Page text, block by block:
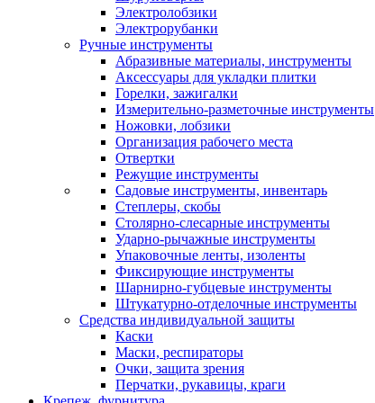
Электролобзики
Электрорубанки
Ручные инструменты
Абразивные материалы, инструменты
Аксессуары для укладки плитки
Горелки, зажигалки
Измерительно-разметочные инструменты
Ножовки, лобзики
Организация рабочего места
Отвертки
Режущие инструменты
Садовые инструменты, инвентарь
Степлеры, скобы
Столярно-слесарные инструменты
Ударно-рычажные инструменты
Упаковочные ленты, изоленты
Фиксирующие инструменты
Шарнирно-губцевые инструменты
Штукатурно-отделочные инструменты
Средства индивидуальной защиты
Каски
Маски, респираторы
Очки, защита зрения
Перчатки, рукавицы, краги